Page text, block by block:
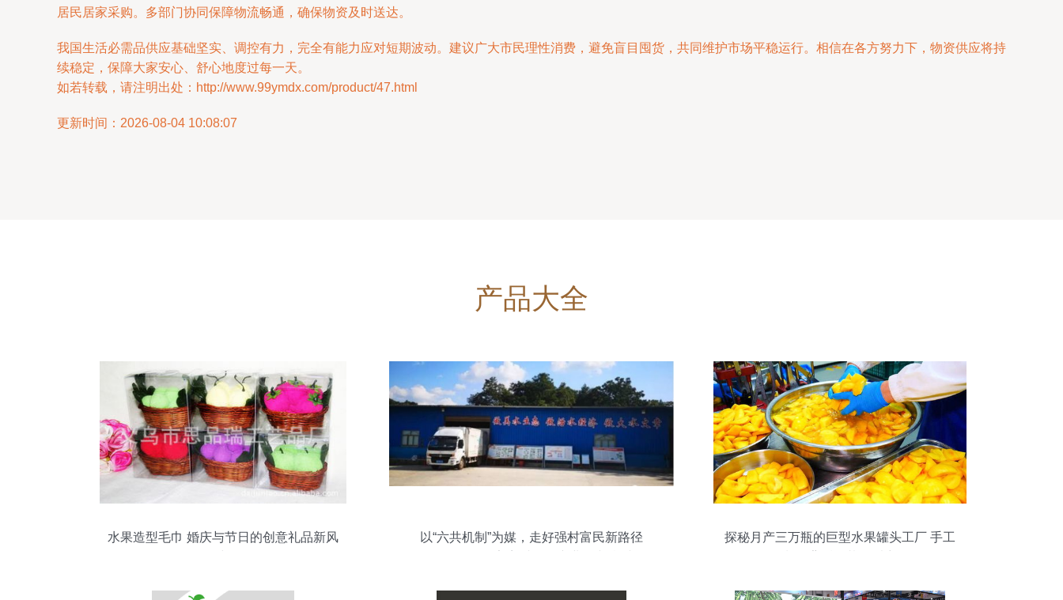
居民居家采购。多部门协同保障物流畅通，确保物资及时送达。
我国生活必需品供应基础坚实、调控有力，完全有能力应对短期波动。建议广大市民理性消费，避免盲目囤货，共同维护市场平稳运行。相信在各方努力下，物资供应将持
续稳定，保障大家安心、舒心地度过每一天。
如若转载，请注明出处：http://www.99ymdx.com/product/47.html
更新时间：2026-08-04 10:08:07
产品大全
水果造型毛巾 婚庆与节日的创意礼品新风
以“六共机制”为媒，走好强村富民新路径
探秘月产三万瓶的巨型水果罐头工厂 手工